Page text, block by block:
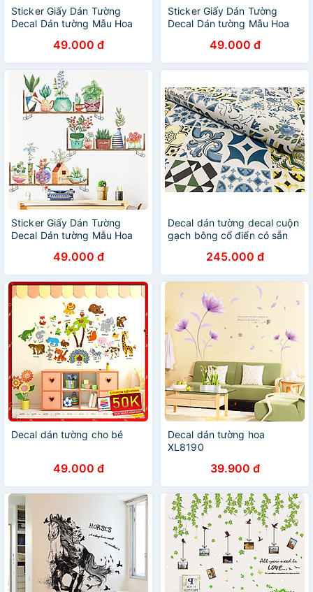
Sticker Giấy Dán Tường
Decal Dán tường Mẫu Hoa
49.000 đ
Sticker Giấy Dán Tường
Decal Dán tường Mẫu Hoa
49.000 đ
Sticker Giấy Dán Tường
Decal Dán tường Mẫu Hoa
49.000 đ
Decal dán tường decal cuộn
gạch bông cổ điển có sẵn
245.000 đ
Decal dán tường cho bé
49.000 đ
Decal dán tường hoa
XL8190
39.900 đ